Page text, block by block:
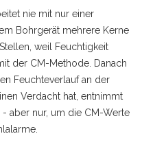
nie mit nur einer
Bohrgerät mehrere Kerne
weil Feuchtigkeit
der CM-Methode. Danach
Feuchteverlauf an der
Verdacht hat, entnimmt
aber nur, um die CM-Werte